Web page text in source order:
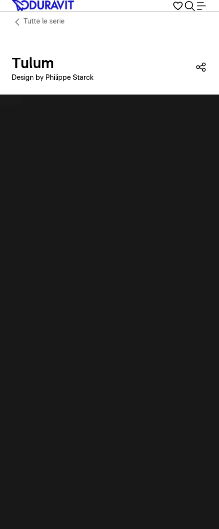
Tutte le serie
Tulum
Design by Philippe Starck